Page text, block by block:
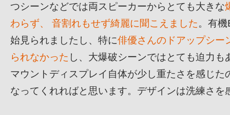
つシーンなどでは両スピーカーからとても大きな
わらず、 音割れもせず綺麗に聞こえました。有
始見られましたし、特に俳優さんのドアップシー
られなかった し、大爆破シーンではとても迫力も
マウントディスプレイ自体が少し重たさを感じた
なってくれればと思います。デザインは洗練さを